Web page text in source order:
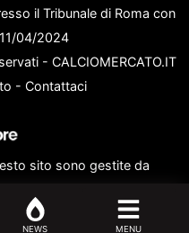
il Tribunale di Roma con
04/2024
- CALCIOMERCATO.IT
- Contattaci
sito sono gestite da
NEWS MENU